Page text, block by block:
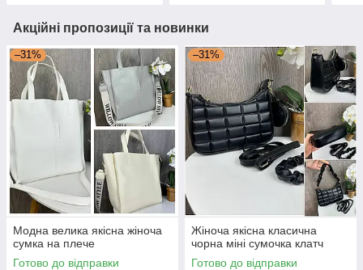
Акційні пропозиції та новинки
–31%
Модна велика якісна жіноча
сумка на плече
Готово до відправки
–31%
Жіноча якісна класична
чорна міні сумочка клатч
Готово до відправки